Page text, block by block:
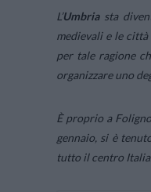
L’Umbriasta
medievali e le
per tale ragione
organizzare uno
È proprio a
gennaio, si è
tutto il centro Italia.